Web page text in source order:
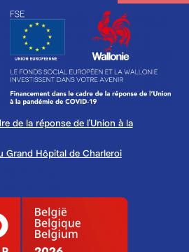
de la réponse de l'Union à la
Grand Hôpital de Charleroi